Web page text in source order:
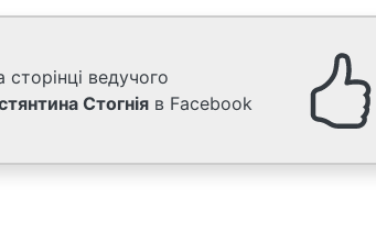
ведучого
Стогнія в Facebook